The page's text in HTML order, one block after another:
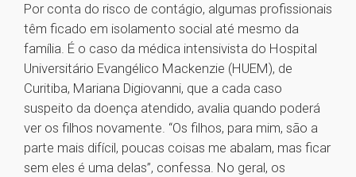
Por conta do risco de contágio, algumas profissionais
têm ficado em isolamento social até mesmo da
família. É o caso da médica intensivista do Hospital
Universitário Evangélico Mackenzie (HUEM), de
Curitiba, Mariana Digiovanni, que a cada caso
suspeito da doença atendido, avalia quando poderá
ver os filhos novamente. “Os filhos, para mim, são a
parte mais difícil, poucas coisas me abalam, mas ficar
sem eles é uma delas”, confessa. No geral, os